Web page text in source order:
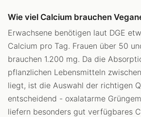
Wie viel Calcium brauchen
Erwachsene benötigen laut DGE
Calcium pro Tag. Frauen über 50
brauchen 1.200 mg. Da die
pflanzlichen Lebensmitteln
liegt, ist die Auswahl der richtigen
entscheidend - oxalatarme
liefern besonders gut verfügbares